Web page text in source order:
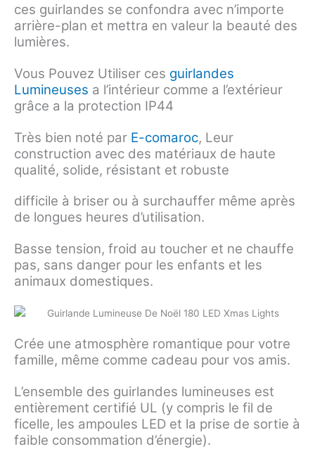
ces guirlandes se confondra avec n’importe
arrière-plan et mettra en valeur la beauté des
lumières.
Vous Pouvez Utiliser ces guirlandes
Lumineuses a l’intérieur comme a l’extérieur
grâce a la protection IP44
Très bien noté par E-comaroc, Leur
construction avec des matériaux de haute
qualité, solide, résistant et robuste
difficile à briser ou à surchauffer même après
de longues heures d’utilisation.
Basse tension, froid au toucher et ne chauffe
pas, sans danger pour les enfants et les
animaux domestiques.
Crée une atmosphère romantique pour votre
famille, même comme cadeau pour vos amis.
L’ensemble des guirlandes lumineuses est
entièrement certifié UL (y compris le fil de
ficelle, les ampoules LED et la prise de sortie à
faible consommation d’énergie).